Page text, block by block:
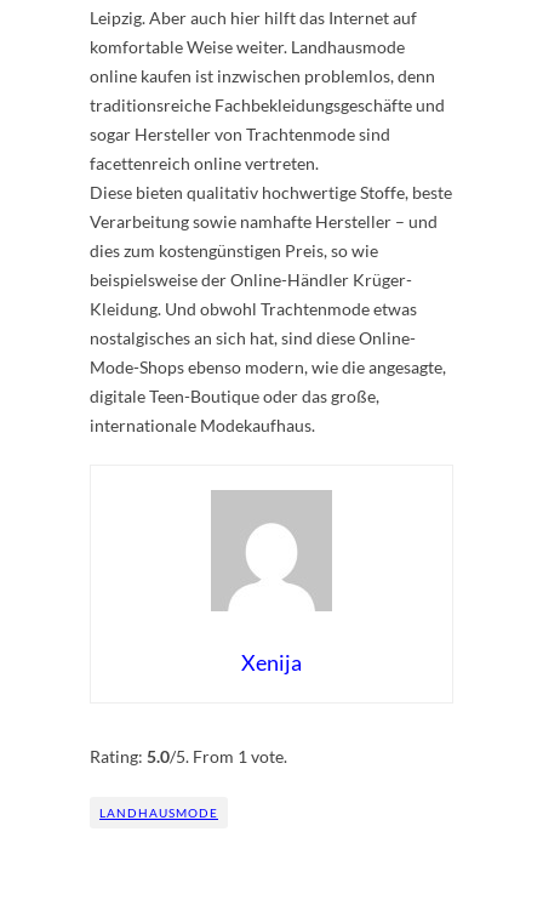
Leipzig. Aber auch hier hilft das Internet auf
komfortable Weise weiter. Landhausmode
online kaufen ist inzwischen problemlos, denn
traditionsreiche Fachbekleidungsgeschäfte und
sogar Hersteller von Trachtenmode sind
facettenreich online vertreten.
Diese bieten qualitativ hochwertige Stoffe, beste
Verarbeitung sowie namhafte Hersteller – und
dies zum kostengünstigen Preis, so wie
beispielsweise der Online-Händler Krüger-
Kleidung. Und obwohl Trachtenmode etwas
nostalgisches an sich hat, sind diese Online-
Mode-Shops ebenso modern, wie die angesagte,
digitale Teen-Boutique oder das große,
internationale Modekaufhaus.
Xenija
Rating: 5.0/5. From 1 vote.
LANDHAUSMODE